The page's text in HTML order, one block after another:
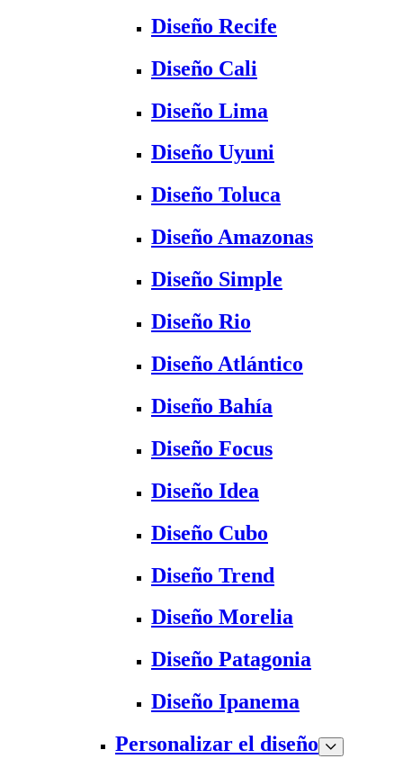
Diseño Recife
Diseño Cali
Diseño Lima
Diseño Uyuni
Diseño Toluca
Diseño Amazonas
Diseño Simple
Diseño Rio
Diseño Atlántico
Diseño Bahía
Diseño Focus
Diseño Idea
Diseño Cubo
Diseño Trend
Diseño Morelia
Diseño Patagonia
Diseño Ipanema
Personalizar el diseño